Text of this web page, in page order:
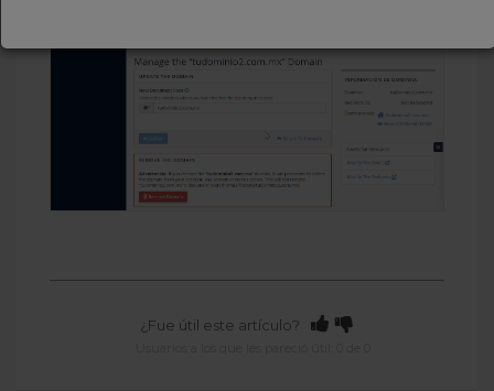
¿Fue útil este artículo?